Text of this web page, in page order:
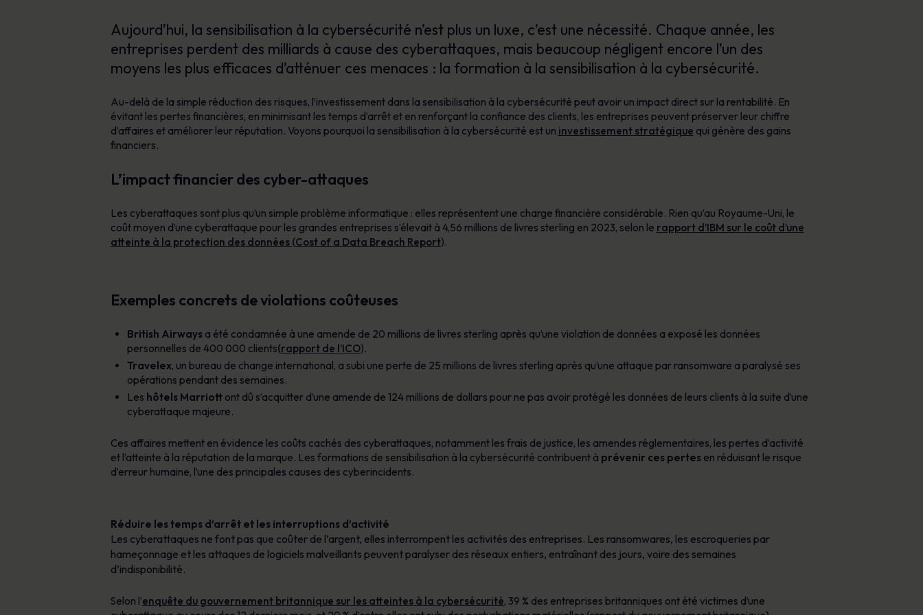
Aujourd’hui, la sensibilisation à la cybersécurité n’est plus un luxe, c’est une nécessité. Chaque année, les
entreprises perdent des milliards à cause des cyberattaques, mais beaucoup négligent encore l’un des
moyens les plus efficaces d’atténuer ces menaces : la formation à la sensibilisation à la cybersécurité.
Au-delà de la simple réduction des risques, l’investissement dans la sensibilisation à la cybersécurité peut avoir un impact direct sur la rentabilité. En
évitant les pertes financières, en minimisant les temps d’arrêt et en renforçant la confiance des clients, les entreprises peuvent préserver leur chiffre
d’affaires et améliorer leur réputation. Voyons pourquoi la sensibilisation à la cybersécurité est un investissement stratégique qui génère des gains
financiers.
L’impact financier des cyber-attaques
Les cyberattaques sont plus qu’un simple problème informatique : elles représentent une charge financière considérable. Rien qu’au Royaume-Uni, le
coût moyen d’une cyberattaque pour les grandes entreprises s’élevait à 4,56 millions de livres sterling en 2023, selon le rapport d’IBM sur le coût d’une
atteinte à la protection des données (Cost of a Data Breach Report).
Exemples concrets de violations coûteuses
British Airwaysa été condamnée à une amende de 20 millions de livres sterling après qu’une violation de données a exposé les données
personnelles de 400 000 clients(rapport de l’ICO).
Travelex, un bureau de change international, a subi une perte de 25 millions de livres sterling après qu’une attaque par ransomware a paralysé ses
opérations pendant des semaines.
Les hôtels Marriottont dû s’acquitter d’une amende de 124 millions de dollars pour ne pas avoir protégé les données de leurs clients à la suite d’une
cyberattaque majeure.
Ces affaires mettent en évidence les coûts cachés des cyberattaques, notamment les frais de justice, les amendes réglementaires, les pertes d’activité
et l’atteinte à la réputation de la marque. Les formations de sensibilisation à la cybersécurité contribuent à prévenir ces pertesen réduisant le risque
d’erreur humaine, l’une des principales causes des cyberincidents.
Réduire les temps d’arrêt et les interruptions d’activité
Les cyberattaques ne font pas que coûter de l’argent, elles interrompent les activités des entreprises. Les ransomwares, les escroqueries par
hameçonnage et les attaques de logiciels malveillants peuvent paralyser des réseaux entiers, entraînant des jours, voire des semaines
d’indisponibilité.
Selon l’enquête du gouvernement britannique sur les atteintes à la cybersécurité, 39 % des entreprises britanniques ont été victimes d’une